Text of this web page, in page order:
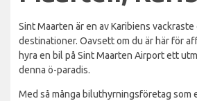
Sint Maarten är en av Karibiens
destinationer. Oavsett om du är här för
hyra en bil på Sint Maarten Airport ett
denna ö-paradis.
Med så många biluthyrningsföretag som